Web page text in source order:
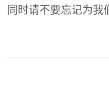
同时请不要忘记为我